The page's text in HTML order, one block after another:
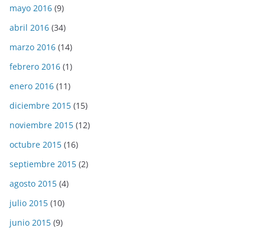
mayo 2016 (9)
abril 2016 (34)
marzo 2016 (14)
febrero 2016 (1)
enero 2016 (11)
diciembre 2015 (15)
noviembre 2015 (12)
octubre 2015 (16)
septiembre 2015 (2)
agosto 2015 (4)
julio 2015 (10)
junio 2015 (9)